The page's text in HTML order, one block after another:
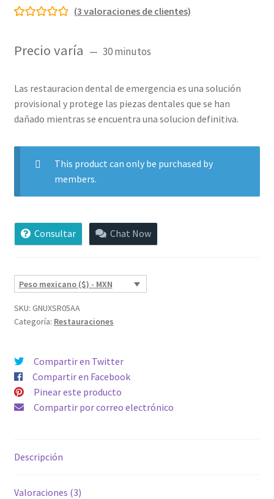
base a
de clientes
(3 valoraciones de clientes)
Precio varía 30 minutos
Las restauracion dental de emergencia es una solución
provisional y protege las piezas dentales que se han
dañado mientras se encuentra una solucion definitiva.
This product can only be purchased by
members.
Consultar Chat Now
Peso mexicano ($) - MXN
SKU: GNUXSR05AA
Categoría: Restauraciones
Compartir en Twitter
Compartir en Facebook
Pinear este producto
Compartir por correo electrónico
Descripción
Valoraciones (3)